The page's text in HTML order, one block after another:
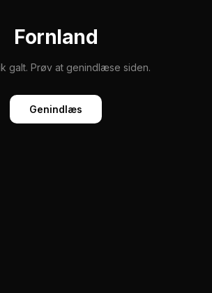
Fornland
galt. Prøv at genindlæse siden.
Genindlæs